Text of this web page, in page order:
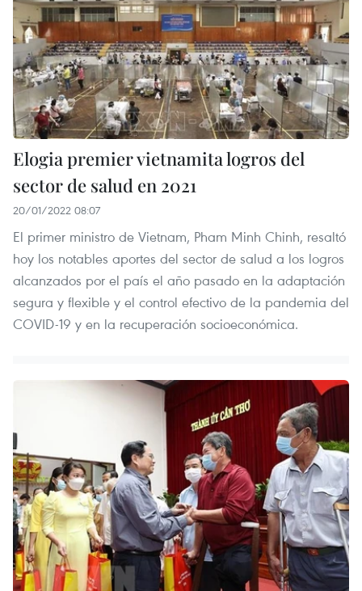
Elogia premier vietnamita logros del
sector de salud en 2021
20/01/2022 08:07
El primer ministro de Vietnam, Pham Minh Chinh, resaltó
hoy los notables aportes del sector de salud a los logros
alcanzados por el país el año pasado en la adaptación
segura y flexible y el control efectivo de la pandemia del
COVID-19 y en la recuperación socioeconómica.